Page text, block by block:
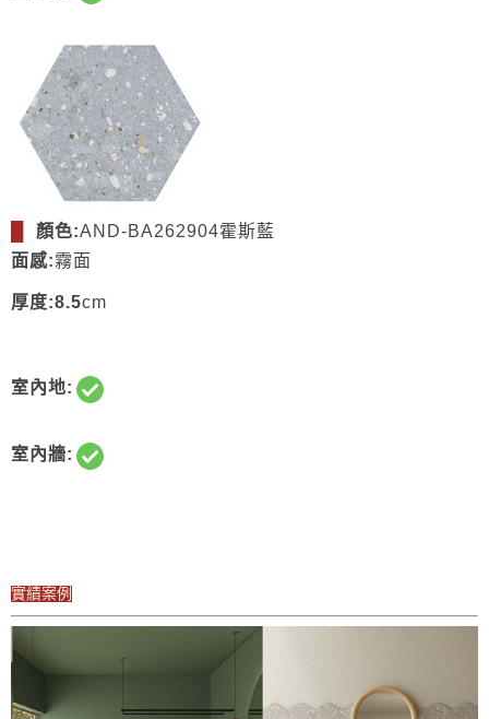
顏色:AND-BA262904霍斯藍
面感:霧面
厚度:8.5cm
室內地:
室內牆:
實績案例